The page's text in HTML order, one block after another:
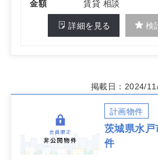
金額
賃貸 相談
詳細を見る 検
掲載日：2024/
計画物件
茨城県水
件